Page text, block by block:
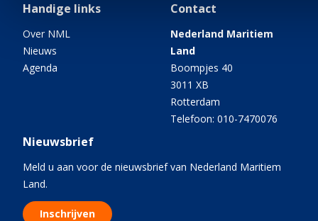
Handige links
Over NML
Nieuws
Agenda
Contact
Nederland Maritiem
Land
Boompjes 40
3011 XB
Rotterdam
Telefoon: 010-7470076
Nieuwsbrief
Meld u aan voor de nieuwsbrief van Nederland Maritiem
Land.
Inschrijven